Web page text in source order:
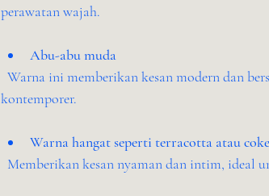
perawatan wajah.
Abu-abu muda
kontemporer.
Warna hangat seperti terracotta atau
Memberikan kesan nyaman dan intim, ideal